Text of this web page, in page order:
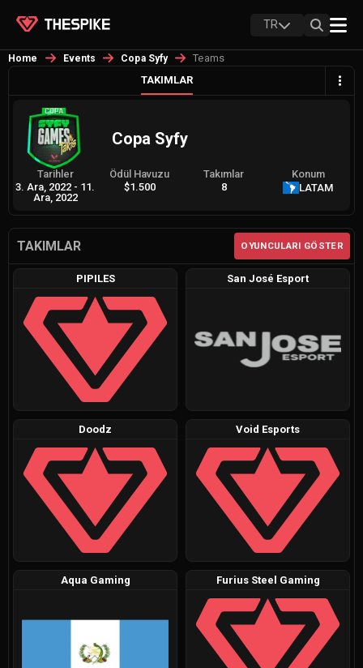
TR
Home Events Copa Syfy
Teams
TAKIMLAR
Copa Syfy
Tarihler
3. Ara, 2022 - 11.
Ara, 2022
Ödül Havuzu
$1.500
Takımlar
8
Konum
LATAM
TAKIMLAR OYUNCULARI GÖSTER
PIPILES San José Esport
Doodz Void Esports
Aqua Gaming Furius Steel Gaming